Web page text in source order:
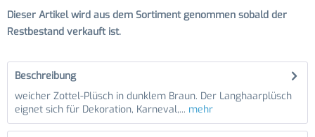
Dieser Artikel wird aus dem Sortiment genommen sobald der
Restbestand verkauft ist.
Beschreibung
weicher Zottel-Plüsch in dunklem Braun. Der Langhaarplüsch
eignet sich für Dekoration, Karneval,... mehr